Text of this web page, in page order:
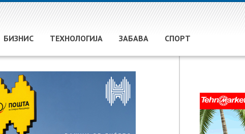
БИЗНИС ТЕХНОЛОГИЈА ЗАБАВА СПОРТ